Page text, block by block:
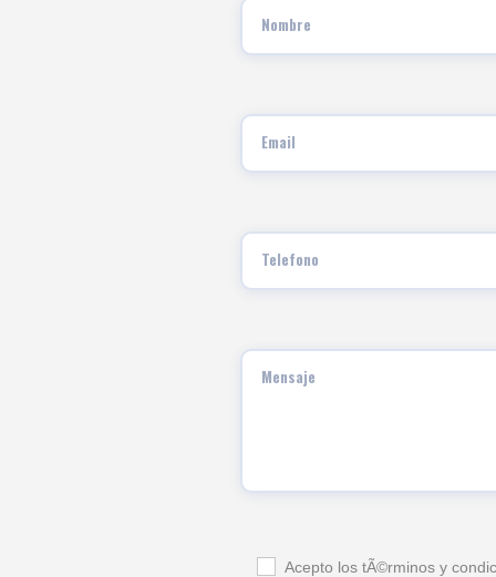
Acepto los tÃ©rminos y